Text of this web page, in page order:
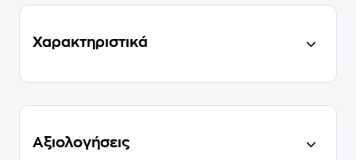
Χαρακτηριστικά
Αξιολογήσεις